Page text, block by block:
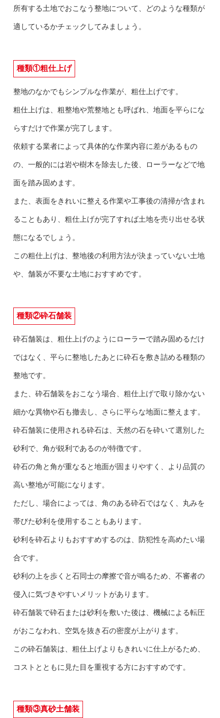
所有する土地でおこなう整地について、どのような種類が
適しているかチェックしてみましょう。
種類①粗仕上げ
整地のなかでもシンプルな作業が、粗仕上げです。
粗仕上げは、粗整地や荒整地とも呼ばれ、地面を平らにな
らすだけで作業が完了します。
依頼する業者によって具体的な作業内容に差があるもの
の、一般的には岩や樹木を除去した後、ローラーなどで地
面を踏み固めます。
また、表面をきれいに整える作業や工事後の清掃が含まれ
ることもあり、粗仕上げが完了すれば土地を売り出せる状
態になるでしょう。
この粗仕上げは、整地後の利用方法が決まっていない土地
や、舗装が不要な土地におすすめです。
種類②砕石舗装
砕石舗装は、粗仕上げのようにローラーで踏み固めるだけ
ではなく、平らに整地したあとに砕石を敷き詰める種類の
整地です。
また、砕石舗装をおこなう場合、粗仕上げで取り除かない
細かな異物や石も撤去し、さらに平らな地面に整えます。
砕石舗装に使用される砕石は、天然の石を砕いて選別した
砂利で、角が鋭利であるのが特徴です。
砕石の角と角が重なると地面が固まりやすく、より品質の
高い整地が可能になります。
ただし、場合によっては、角のある砕石ではなく、丸みを
帯びた砂利を使用することもあります。
砂利を砕石よりもおすすめするのは、防犯性を高めたい場
合です。
砂利の上を歩くと石同士の摩擦で音が鳴るため、不審者の
侵入に気づきやすいメリットがあります。
砕石舗装で砕石または砂利を敷いた後は、機械による転圧
がおこなわれ、空気を抜き石の密度が上がります。
この砕石舗装は、粗仕上げよりもきれいに仕上がるため、
コストとともに見た目を重視する方におすすめです。
種類③真砂土舗装